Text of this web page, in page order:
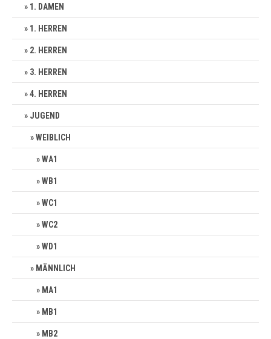
1. DAMEN
1. HERREN
2. HERREN
3. HERREN
4. HERREN
JUGEND
WEIBLICH
WA1
WB1
WC1
WC2
WD1
MÄNNLICH
MA1
MB1
MB2